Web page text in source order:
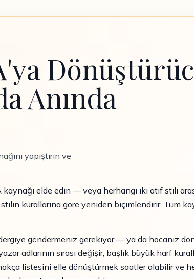
Anında
yapıştırın ve
elde edin — veya herhangi iki atıf stili
stilin kurallarına göre yeniden biçimlendirir. Tüm
göndermeniz gerekiyor — ya da hocanız
adlarının sırası değişir, başlık büyük harf
listesini elle dönüştürmek saatler alabilir ve